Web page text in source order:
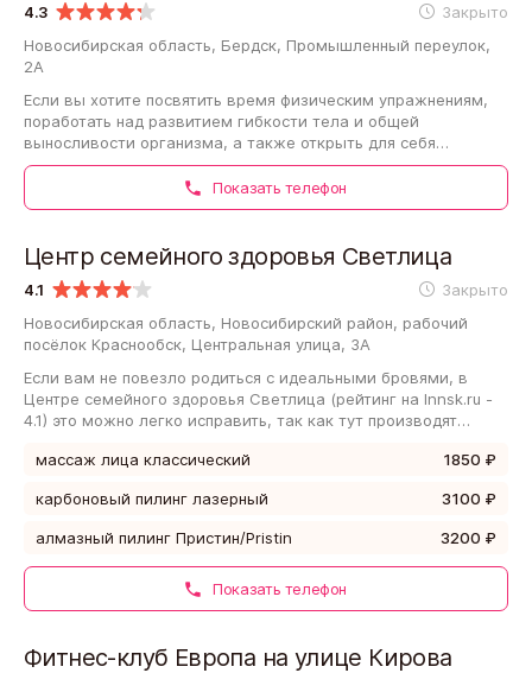
4.3 Закрыто
Новосибирская область, Бердск, Промышленный переулок,
2А
Если вы хотите посвятить время физическим упражнениям,
поработать над развитием гибкости тела и общей
выносливости организма, а также открыть для себя
полезное и интересное хобби, то Центр красоты…
Показать телефон
4.1 Закрыто
Центр семейного здоровья Светлица
Новосибирская область, Новосибирский район, рабочий
посёлок Краснообск, Центральная улица, 3А
Если вам не повезло родиться с идеальными бровями, в
Центре семейного здоровья Светлица (рейтинг на Innsk.ru -
4.1) это можно легко исправить, так как тут производят
Показать телефон
массаж лица классический 1850 ₽
карбоновый пилинг лазерный 3100 ₽
алмазный пилинг Пристин/Pristin 3200 ₽
Фитнес-клуб Европа на улице Кирова